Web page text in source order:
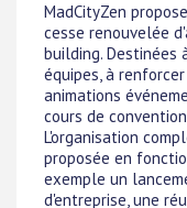
MadCityZen
cesse renouvelée
building. Destinées
équipes, à
animations
cours de
L'organisation
proposée en
exemple un
d'entreprise, une